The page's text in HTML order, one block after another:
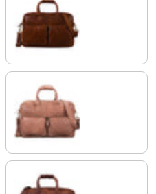
antik - braun
sattel - braun